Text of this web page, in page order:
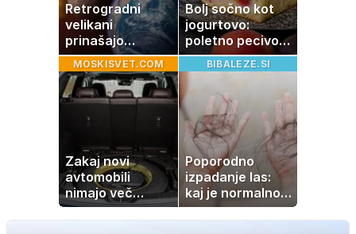
Retrogradni
velikani
prinašajo
pomembne
premike – kaj
pomeni, da so
Saturn, Neptun
in Pluton hkrati
Bolj sočno kot
jogurtovo:
poletno pecivo,
ki vedno uspe
MOSKISVET.COM
Zakaj novi
avtomobili
nimajo več
rezervne gume?
BIBALEZE.SI
Poporodno
izpadanje las:
kaj je normalno
in kako si
pomagati